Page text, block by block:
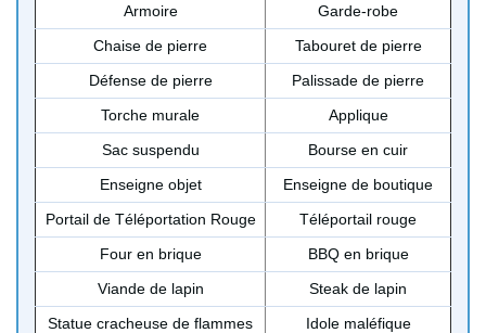
Armoire
Garde-robe
Chaise de pierre
Tabouret de pierre
Défense de pierre
Palissade de pierre
Torche murale
Applique
Sac suspendu
Bourse en cuir
Enseigne objet
Enseigne de boutique
Portail de Téléportation Rouge
Téléportail rouge
Four en brique
BBQ en brique
Viande de lapin
Steak de lapin
Statue cracheuse de flammes
Idole maléfique